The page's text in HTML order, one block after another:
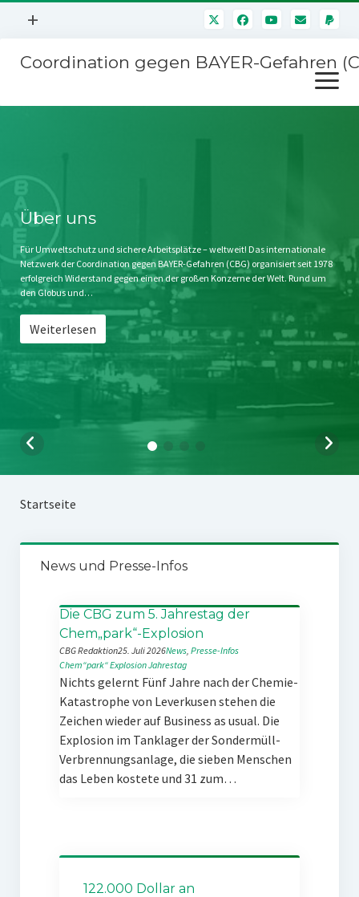
Menü
+
Mitmachen
Kontakt
Impressum
Störfälle
Coordination gegen BAYER-Gefahren
Menü
öffnen
Stichwort BAYER
Jahrestagung
SPENDEN
Über uns
Für Umweltschutz und sichere Arbeitsplätze – weltweit! Das internationale
Netzwerk der Coordination gegen BAYER-Gefahren (CBG) organisiert seit 1978
erfolgreich Widerstand gegen einen der großen Konzerne der Welt. Rund um
den Globus und…
Weiterlesen
Startseite
News und Presse-Infos
Die CBG zum 5. Jahrestag der
Chem„park“-Explosion
CBG Redaktion25. Juli 2026News, Presse-Infos
Chem“park“ExplosionJahrestag
Nichts gelernt Fünf Jahre nach der Chemie-
Katastrophe von Leverkusen stehen die
Zeichen wieder auf Business as usual. Die
Explosion im Tanklager der Sondermüll-
Verbrennungsanlage, die sieben Menschen
das Leben kostete und 31 zum…
122.000 Dollar an